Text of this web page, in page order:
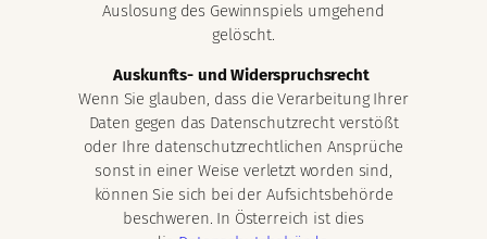
Auslosung des Gewinnspiels umgehend
gelöscht.
Auskunfts- und Widerspruchsrecht
Wenn Sie glauben, dass die Verarbeitung Ihrer
Daten gegen das Datenschutzrecht verstößt
oder Ihre datenschutzrechtlichen Ansprüche
sonst in einer Weise verletzt worden sind,
können Sie sich bei der Aufsichtsbehörde
beschweren. In Österreich ist dies